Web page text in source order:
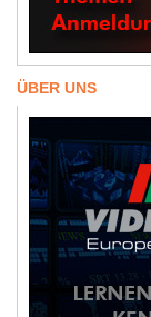
ÜBER UNS